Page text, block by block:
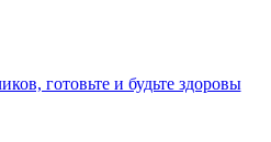
готовьте и будьте здоровы